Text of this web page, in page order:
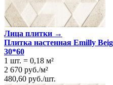
Лица плитки →
Плитка настенная Emilly
30*60
1 шт. = 0,18 м²
2 670 руб./м²
480,60 руб./шт.